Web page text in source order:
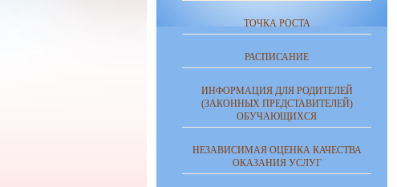
ТОЧКА РОСТА
РАСПИСАНИЕ
ИНФОРМАЦИЯ ДЛЯ РОДИТЕЛЕЙ
(ЗАКОННЫХ ПРЕДСТАВИТЕЛЕЙ)
ОБУЧАЮЩИХСЯ
НЕЗАВИСИМАЯ ОЦЕНКА КАЧЕСТВА
ОКАЗАНИЯ УСЛУГ